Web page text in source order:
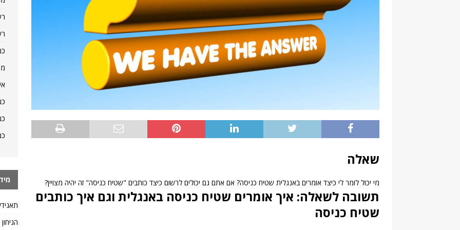
שאלה
מי יכול לומר לי כיצד אומרים באנגלית שטיח כניסה? אם אתם גם יכולים לרשום כיצד כותבים "שטיח כניסה" זה יהיה מצויין?
תשובה לשאלה: איך אומרים שטיח כניסה באנגלית וגם איך כותבים
שטיח כניסה